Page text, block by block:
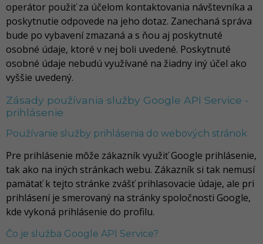
operátor použiť za účelom kontaktovania návštevníka a
poskytnutie odpovede na jeho dotaz. Zanechaná správa
bude po vybavení zmazaná a s ňou aj poskytnuté
osobné údaje, ktoré v nej boli uvedené. Poskytnuté
osobné údaje nebudú využívané na žiadny iný účel ako
vyššie uvedený.
Zásady používania služby Google API Service -
prihlásenie
Používanie služby prihlásenia do webových stránok
Pre prihlásenie môže zákazník využiť Google prihlásenie,
tak ako na iných stránkach webu. Zákazník si tak nemusí
pamätať k tejto stránke zvášť prihlasovacie údaje, ale pri
prihlásení je smerovaný na stránky spoločnosti Google,
kde vykoná prihlásenie do profilu.
Čo je služba Google API Service?